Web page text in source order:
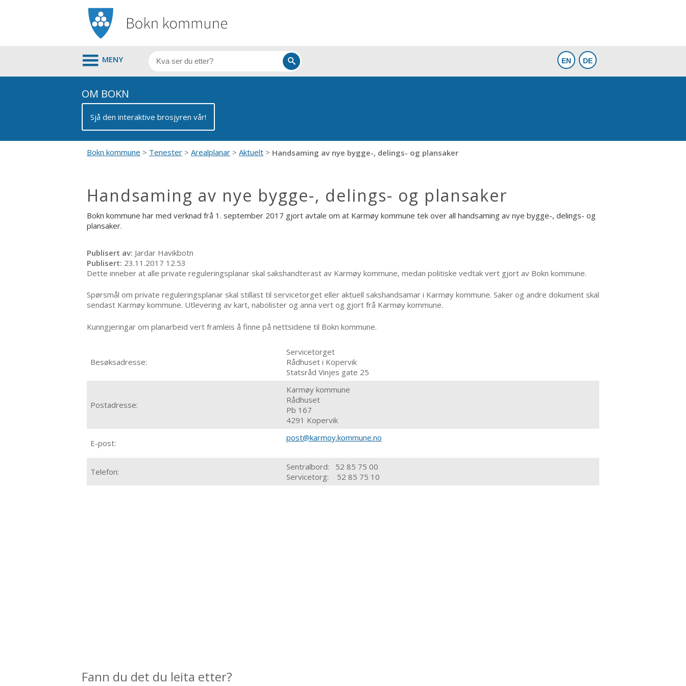
MENY
OM BOKN
Sjå den interaktive brosjyren vår!
Bokn kommune Tenester Arealplanar Aktuelt Handsaming av nye bygge-, delings- og plansaker
Handsaming av nye bygge-, delings- og plansaker
Bokn kommune har med verknad frå 1. september 2017 gjort avtale om at Karmøy kommune tek over all handsaming av nye bygge-, delings- og
plansaker.
Publisert av Jardar Havikbotn
Publisert 23.11.2017 12.53
Dette inneber at alle private reguleringsplanar skal sakshandterast av Karmøy kommune, medan politiske vedtak vert gjort av Bokn kommune.
Spørsmål om private reguleringsplanar skal stillast til servicetorget eller aktuell sakshandsamar i Karmøy kommune. Saker og andre dokument skal
sendast Karmøy kommune. Utlevering av kart, nabolister og anna vert og gjort frå Karmøy kommune.
Kunngjeringar om planarbeid vert framleis å finne på nettsidene til Bokn kommune.
Besøksadresse:
Servicetorget
Rådhuset i Kopervik
Statsråd Vinjes gate 25
Postadresse:
Karmøy kommune
Rådhuset
Pb 167
4291 Kopervik
E-post:
post@karmoy.kommune.no
Telefon:
Sentralbord: 52 85 75 00
Servicetorg: 52 85 75 10
Fann du det du leita etter?